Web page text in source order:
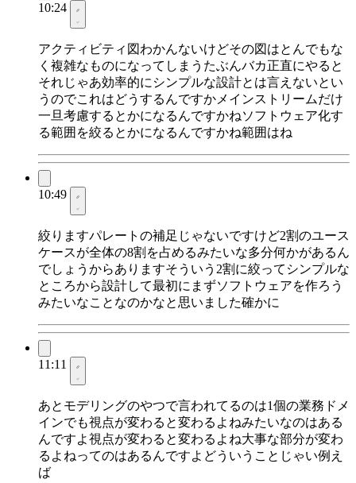
10:24
アクティビティ図わかんないけどその図はとんでもな
く複雑なものになってしまうたぶんバカ正直にやると
それじゃあ効率的にシンプルな設計とは言えないとい
うのでこれはどうするんですかメインストリームだけ
一旦考慮するとかになるんですかねソフトウェア化す
る範囲を絞るとかになるんですかね範囲はね
10:49
絞りますパレートの補足じゃないですけど2割のユース
ケースが全体の8割を占めるみたいな多分何かがあるん
でしょうからありますそういう2割に絞ってシンプルな
ところから設計して最初にまずソフトウェアを作ろう
みたいなことなのかなと思いました確かに
11:11
あとモデリングのやつで言われてるのは1個の業務ドメ
インでも視点が変わると変わるよねみたいなのはある
んですよ視点が変わると変わるよね大事な部分が変わ
るよねってのはあるんですよどういうことじゃい例え
ば